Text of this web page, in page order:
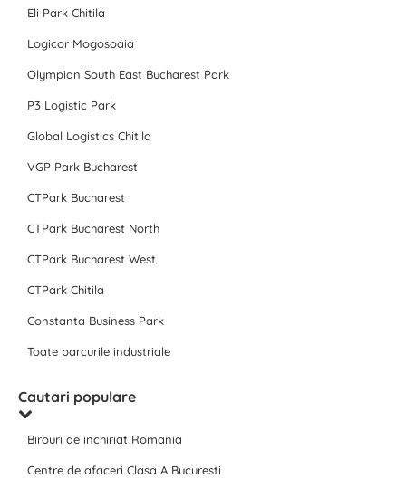
Eli Park Chitila
Logicor Mogosoaia
Olympian South East Bucharest Park
P3 Logistic Park
Global Logistics Chitila
VGP Park Bucharest
CTPark Bucharest
CTPark Bucharest North
CTPark Bucharest West
CTPark Chitila
Constanta Business Park
Toate parcurile industriale
Cautari populare
Birouri de inchiriat Romania
Centre de afaceri Clasa A Bucuresti